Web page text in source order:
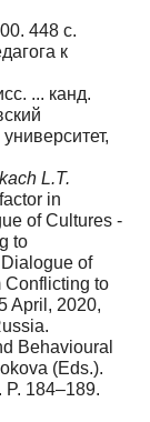
448 с.
к
... канд.
L.T.
in
of Cultures -
to
of
Conflicting to
April, 2020,
Behavioural
(Eds.).
184–189.